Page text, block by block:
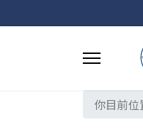
你目前位